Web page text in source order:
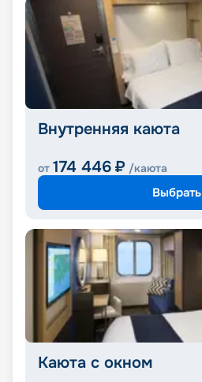
Внутренняя каюта
от 174 446 ₽ /каюта
Выбрать
Каюта с окном